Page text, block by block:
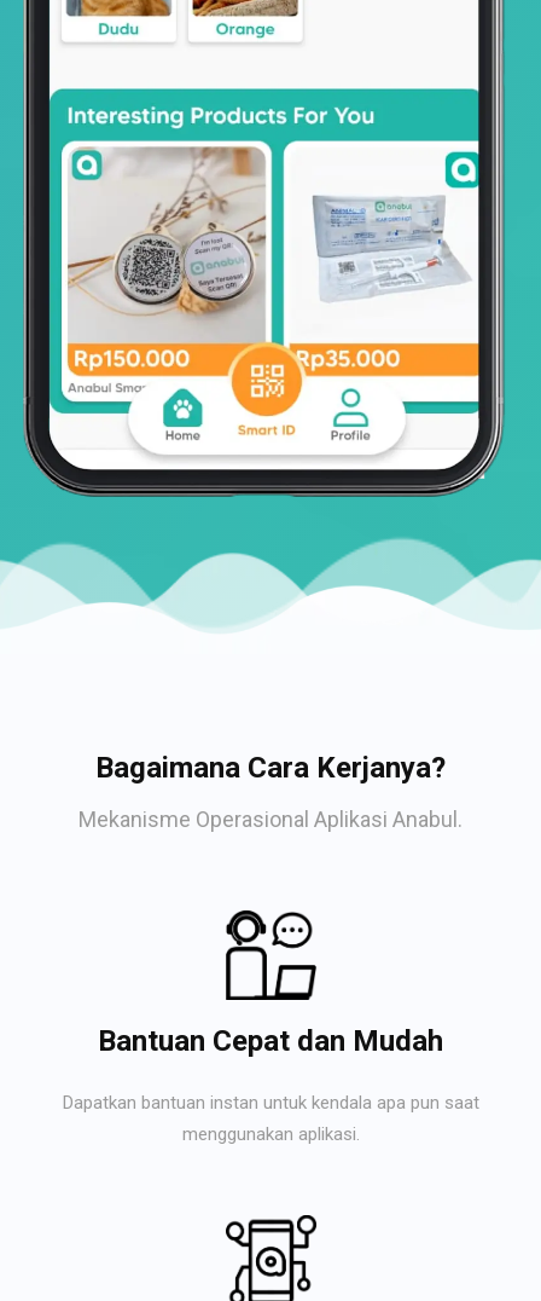
Bagaimana Cara Kerjanya?
Mekanisme Operasional Aplikasi Anabul.
Bantuan Cepat dan Mudah
Dapatkan bantuan instan untuk kendala apa pun saat
menggunakan aplikasi.